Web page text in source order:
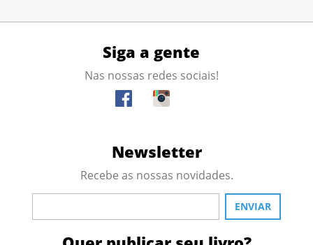
Siga a gente
Nas nossas redes sociais!
Newsletter
Recebe as nossas novidades.